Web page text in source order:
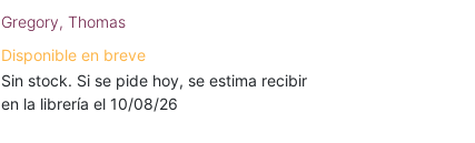
Gregory, Thomas
Disponible en breve
Sin stock. Si se pide hoy, se estima recibir
en la librería el 10/08/26